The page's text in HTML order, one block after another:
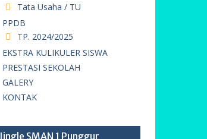
Tata Usaha / TU
PPDB
TP. 2024/2025
EKSTRA KULIKULER SISWA
PRESTASI SEKOLAH
GALERY
KONTAK
Jingle SMAN 1 Punggur